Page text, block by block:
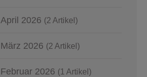
April 2026 (2 Artikel)
März 2026 (2 Artikel)
Februar 2026 (1 Artikel)